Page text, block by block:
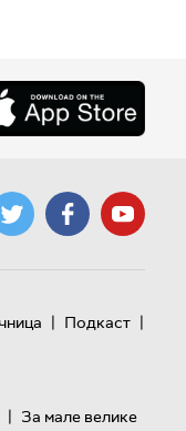
| Подкаст |
| За мале велике